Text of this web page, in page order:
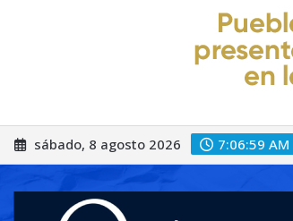
Saltar
al
sábado, 8 agosto 2026 7:07:01 AM